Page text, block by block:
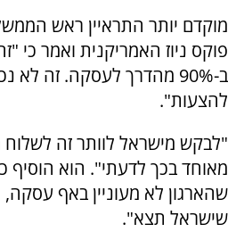
מוקדם יותר התראיין ראש
פוקס ניוז האמריקנית ואמר כי
ב-90% מהדרך לעסקה. זה
להצעות".
"לבקש מישראל לוותר זה
מאוחד בכך לדעתי". הוא הוסיף
שהארגון לא מעוניין באף
שישראל תצא".